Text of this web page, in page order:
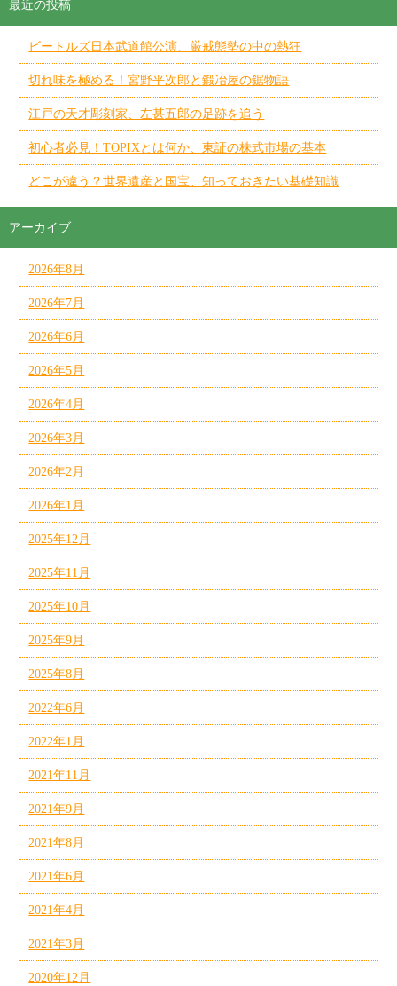
最近の投稿
ビートルズ日本武道館公演、厳戒態勢の中の熱狂
切れ味を極める！宮野平次郎と鍛冶屋の鋸物語
江戸の天才彫刻家、左甚五郎の足跡を追う
初心者必見！TOPIXとは何か、東証の株式市場の基本
どこが違う？世界遺産と国宝、知っておきたい基礎知識
アーカイブ
2026年8月
2026年7月
2026年6月
2026年5月
2026年4月
2026年3月
2026年2月
2026年1月
2025年12月
2025年11月
2025年10月
2025年9月
2025年8月
2022年6月
2022年1月
2021年11月
2021年9月
2021年8月
2021年6月
2021年4月
2021年3月
2020年12月